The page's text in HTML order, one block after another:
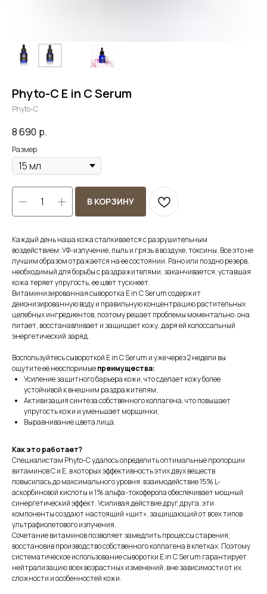
Phyto-C E in C Serum
Phyto-C
8 690 р.
Размер
В КОРЗИНУ
Каждый день наша кожа сталкивается с разрушительным
воздействием: УФ-излучение, пыль и грязь в воздухе, токсины. Все это не
лучшим образом отражается на ее состоянии. Рано или поздно резерв,
необходимый для борьбы с раздражителями, заканчивается, уставшая
кожа теряет упругость, ее цвет тускнеет.
Витаминизированная сыворотка E in C Serum содержит
деионизированную воду и правильную концентрацию растительных
целебных ингредиентов, поэтому решает проблемы моментально: она
питает, восстанавливает и защищает кожу, даря ей колоссальный
энергетический заряд.
Воспользуйтесь сывороткой E in C Serum и уже через 2 недели вы
ощутите её неоспоримыепреимущества:
Усиление защитного барьера кожи, что сделает кожу более
устойчивой к внешним раздражителям;
Активизация синтеза собственного коллагена, что повышает
упругость кожи и уменьшает морщинки;
Выравнивание цвета лица.
Как это работает?
Специалистам Phyto-C удалось определить оптимальные пропорции
витаминов C и E, в которых эффективность этих двух веществ
повысилась до максимального уровня: взаимодействие 15% L-
аскорбиновой кислоты и 1% альфа-токоферола обеспечивает мощный
синергетический эффект. Усиливая действие друг друга, эти
компоненты создают настоящий «щит», защищающий от всех типов
ультрафиолетового излучения.
Сочетание витаминов позволяет замедлить процессы старения,
восстановив производство собственного коллагена в клетках. Поэтому
систематическое использование сыворотки E in C Serum гарантирует
нейтрализацию всех возрастных изменений, вне зависимости от их
сложности и особенностей кожи.
РЕШЕНИЯ ПО ТИПУ ПРОБЛЕМЫ
Если вы не уверены, какой уход Вам нужен, обратитесь
за консультацией к нам